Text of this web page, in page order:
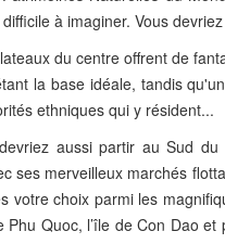
à imaginer. Vous
du centre offrent de
la base idéale, tandis
ethniques qui y résident...
aussi partir au Sud
ses merveilleux marchés
votre choix parmi les
Phu Quoc, l’île de Con Dao